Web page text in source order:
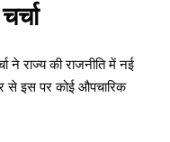
ने राज्य की राजनीति में नई
से इस पर कोई औपचारिक